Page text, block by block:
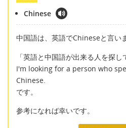
Chinese
中国語は、英語でChineseと言い
「英語と中国語が出来る人を探し
I'm looking for a person who
Chinese.
です。
参考になれば幸いです。